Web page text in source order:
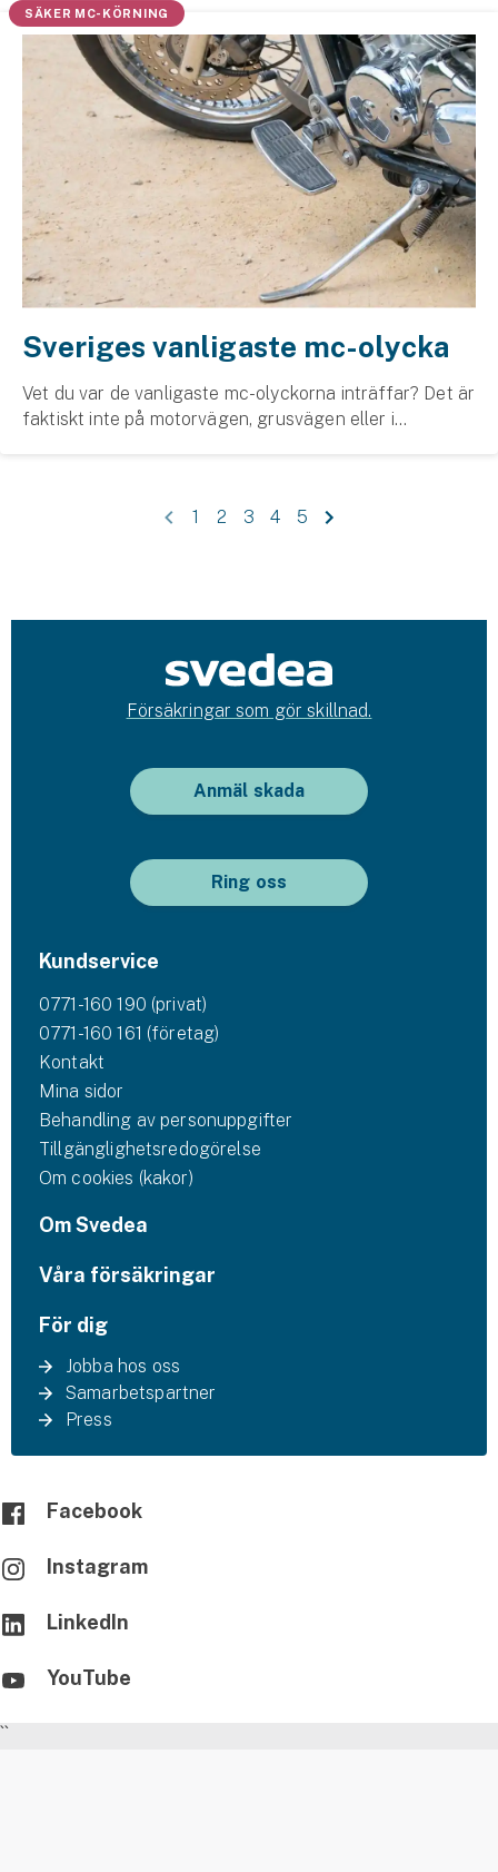
SÄKER MC-KÖRNING
Sveriges vanligaste mc-olycka
Vet du var de vanligaste mc-olyckorna inträffar? Det är
faktiskt inte på motorvägen, grusvägen eller i
1 2 3 4 5
Försäkringar som gör skillnad.
Anmäl skada
Ring oss
Kundservice
0771-160 190 (privat)
0771-160 161 (företag)
Kontakt
Mina sidor
Behandling av personuppgifter
Tillgänglighetsredogörelse
Om cookies (kakor)
Om Svedea
Våra försäkringar
För dig
Jobba hos oss
Samarbetspartner
Press
Facebook
Instagram
LinkedIn
YouTube
``